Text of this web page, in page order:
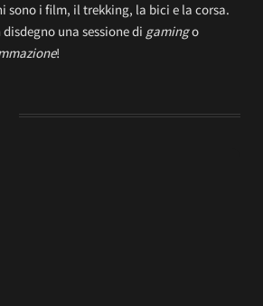
sono i film, il trekking, la bici e la corsa.
disdegno una sessione di gamingo
!